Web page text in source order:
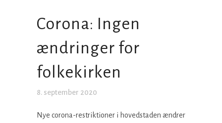
Corona: Ingen
ændringer for
folkekirken
8. september 2020
Nye corona-restriktioner i hovedstaden ændrer